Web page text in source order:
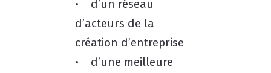
• d’un réseau
d’acteurs de la
création d’entreprise
• d’une meilleure